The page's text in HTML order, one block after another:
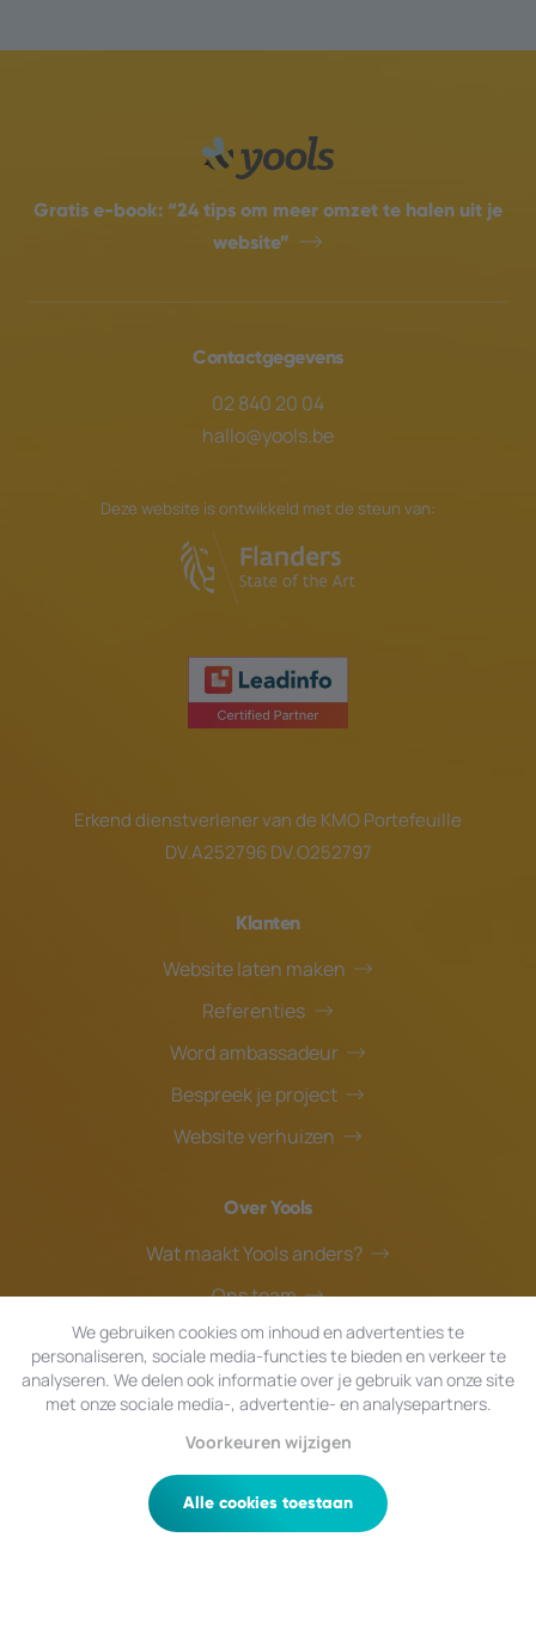
Gratis e-book: “24 tips om meer omzet te halen uit je
website”
Contactgegevens
02 840 20 04
hallo@yools.be
Deze website is ontwikkeld met de steun van:
Erkend dienstverlener van de KMO Portefeuille
DV.A252796 DV.O252797
Klanten
Website laten maken
Referenties
Word ambassadeur
Bespreek je project
Website verhuizen
Over Yools
Wat maakt Yools anders?
Ons team
Blog
Helpdesk
© 2026 Yools | Alle rechten voorbehouden.
We gebruiken cookies om inhoud en advertenties te
personaliseren, sociale media-functies te bieden en verkeer te
analyseren. We delen ook informatie over je gebruik van onze site
met onze sociale media-, advertentie- en analysepartners.
Voorkeuren wijzigen
Alle cookies toestaan